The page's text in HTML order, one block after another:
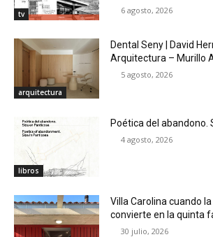
tv 6 agosto, 2026
arquitectura
Dental Seny | David
Arquitectura – Murillo
5 agosto, 2026
libros
Poética del abandono.
4 agosto, 2026
Villa Carolina cuando
convierte en la quinta
30 julio, 2026